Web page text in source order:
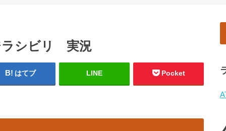
ラシビリ 実況
はてブ LINE Pocket